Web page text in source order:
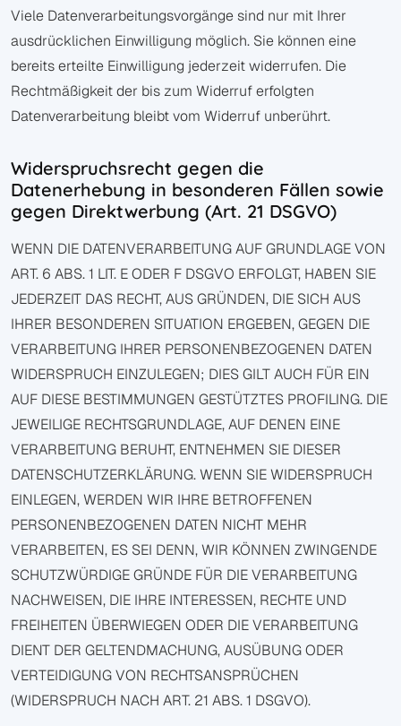
Viele Datenverarbeitungsvorgänge sind nur mit Ihrer
ausdrücklichen Einwilligung möglich. Sie können eine
bereits erteilte Einwilligung jederzeit widerrufen. Die
Rechtmäßigkeit der bis zum Widerruf erfolgten
Datenverarbeitung bleibt vom Widerruf unberührt.
Widerspruchsrecht gegen die
Datenerhebung in besonderen Fällen sowie
gegen Direktwerbung (Art. 21 DSGVO)
WENN DIE DATENVERARBEITUNG AUF GRUNDLAGE VON
ART. 6 ABS. 1 LIT. E ODER F DSGVO ERFOLGT, HABEN SIE
JEDERZEIT DAS RECHT, AUS GRÜNDEN, DIE SICH AUS
IHRER BESONDEREN SITUATION ERGEBEN, GEGEN DIE
VERARBEITUNG IHRER PERSONENBEZOGENEN DATEN
WIDERSPRUCH EINZULEGEN; DIES GILT AUCH FÜR EIN
AUF DIESE BESTIMMUNGEN GESTÜTZTES PROFILING. DIE
JEWEILIGE RECHTSGRUNDLAGE, AUF DENEN EINE
VERARBEITUNG BERUHT, ENTNEHMEN SIE DIESER
DATENSCHUTZERKLÄRUNG. WENN SIE WIDERSPRUCH
EINLEGEN, WERDEN WIR IHRE BETROFFENEN
PERSONENBEZOGENEN DATEN NICHT MEHR
VERARBEITEN, ES SEI DENN, WIR KÖNNEN ZWINGENDE
SCHUTZWÜRDIGE GRÜNDE FÜR DIE VERARBEITUNG
NACHWEISEN, DIE IHRE INTERESSEN, RECHTE UND
FREIHEITEN ÜBERWIEGEN ODER DIE VERARBEITUNG
DIENT DER GELTENDMACHUNG, AUSÜBUNG ODER
VERTEIDIGUNG VON RECHTSANSPRÜCHEN
(WIDERSPRUCH NACH ART. 21 ABS. 1 DSGVO).